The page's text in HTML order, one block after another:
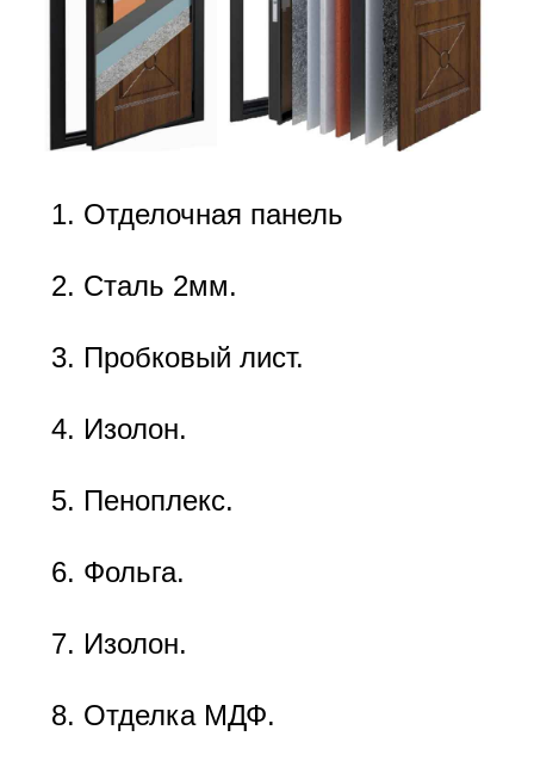
Отделочная панель
Сталь 2мм.
Пробковый лист.
Изолон.
Пеноплекс.
Фольга.
Изолон.
Отделка МДФ.